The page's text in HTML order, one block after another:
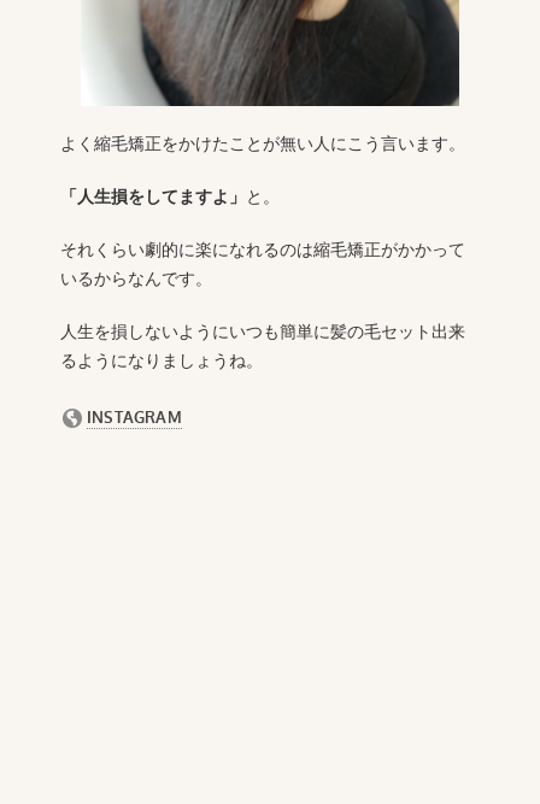
よく縮毛矯正をかけたことが無い人にこう言います。
「人生損をしてますよ」 と。
それくらい劇的に楽になれるのは縮毛矯正がかかって
いるからなんです。
人生を損しないようにいつも簡単に髪の毛セット出来
るようになりましょうね。